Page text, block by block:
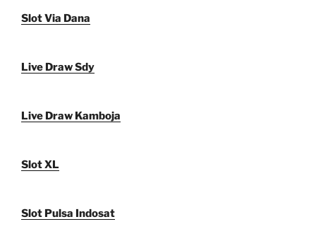
Slot Via Dana
Live Draw Sdy
Live Draw Kamboja
Slot XL
Slot Pulsa Indosat